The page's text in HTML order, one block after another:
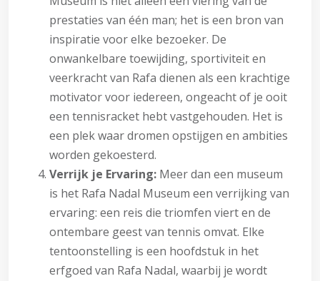
prestaties van één man; het is een bron van
inspiratie voor elke bezoeker. De
onwankelbare toewijding, sportiviteit en
veerkracht van Rafa dienen als een krachtige
motivator voor iedereen, ongeacht of je ooit
een tennisracket hebt vastgehouden. Het is
een plek waar dromen opstijgen en ambities
worden gekoesterd.
Verrijk je Ervaring: Meer dan een museum
is het Rafa Nadal Museum een verrijking van
ervaring: een reis die triomfen viert en de
ontembare geest van tennis omvat. Elke
tentoonstelling is een hoofdstuk in het
erfgoed van Rafa Nadal, waarbij je wordt